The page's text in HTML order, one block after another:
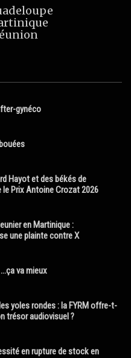
gynéco
Hayot et des békés de
le Prix Antoine Crozat 2026
en Martinique :
une plainte contre X
va mieux
yoles rondes : la FYRM offre-t-
trésor audiovisuel ?
en rupture de stock en